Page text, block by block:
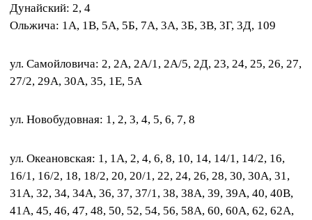
Дунайский: 2, 4
Ольжича: 1А, 1В, 5А, 5Б, 7А, 3А, 3Б, 3В, 3Г, 3Д, 109
ул. Самойловича: 2, 2А, 2А/1, 2А/5, 2Д, 23, 24, 25, 26, 27,
27/2, 29А, 30A, 35, 1E, 5А
ул. Новобудовная: 1, 2, 3, 4, 5, 6, 7, 8
ул. Океановская: 1, 1A, 2, 4, 6, 8, 10, 14, 14/1, 14/2, 16,
16/1, 16/2, 18, 18/2, 20, 20/1, 22, 24, 26, 28, 30, 30A, 31,
31A, 32, 34, 34A, 36, 37, 37/1, 38, 38A, 39, 39A, 40, 40В,
41A, 45, 46, 47, 48, 50, 52, 54, 56, 58A, 60, 60A, 62, 62A,